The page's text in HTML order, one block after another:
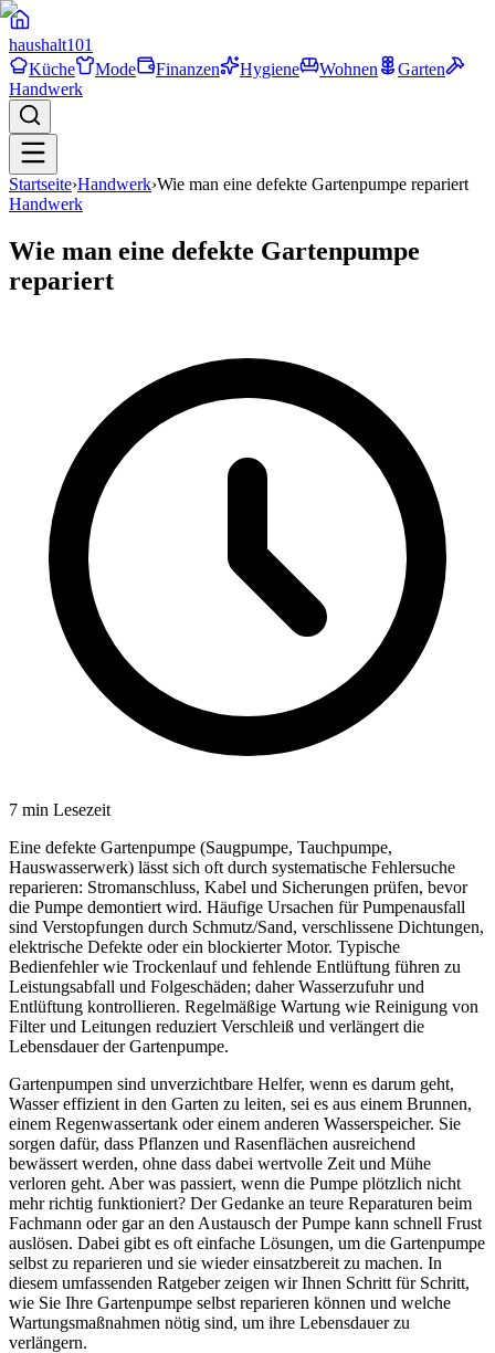
haushalt101
Küche
Mode Finanzen Hygiene Wohnen
Garten
Handwerk
Startseite›Handwerk›Wie man eine defekte Gartenpumpe repariert
Handwerk
Wie man eine defekte Gartenpumpe
repariert
7 min Lesezeit
Eine defekte Gartenpumpe (Saugpumpe, Tauchpumpe,
Hauswasserwerk) lässt sich oft durch systematische Fehlersuche
reparieren: Stromanschluss, Kabel und Sicherungen prüfen, bevor
die Pumpe demontiert wird. Häufige Ursachen für Pumpenausfall
sind Verstopfungen durch Schmutz/Sand, verschlissene Dichtungen,
elektrische Defekte oder ein blockierter Motor. Typische
Bedienfehler wie Trockenlauf und fehlende Entlüftung führen zu
Leistungsabfall und Folgeschäden; daher Wasserzufuhr und
Entlüftung kontrollieren. Regelmäßige Wartung wie Reinigung von
Filter und Leitungen reduziert Verschleiß und verlängert die
Lebensdauer der Gartenpumpe.
Gartenpumpen sind unverzichtbare Helfer, wenn es darum geht,
Wasser effizient in den Garten zu leiten, sei es aus einem Brunnen,
einem Regenwassertank oder einem anderen Wasserspeicher. Sie
sorgen dafür, dass Pflanzen und Rasenflächen ausreichend
bewässert werden, ohne dass dabei wertvolle Zeit und Mühe
verloren geht. Aber was passiert, wenn die Pumpe plötzlich nicht
mehr richtig funktioniert? Der Gedanke an teure Reparaturen beim
Fachmann oder gar an den Austausch der Pumpe kann schnell Frust
auslösen. Dabei gibt es oft einfache Lösungen, um die Gartenpumpe
selbst zu reparieren und sie wieder einsatzbereit zu machen. In
diesem umfassenden Ratgeber zeigen wir Ihnen Schritt für Schritt,
wie Sie Ihre Gartenpumpe selbst reparieren können und welche
Wartungsmaßnahmen nötig sind, um ihre Lebensdauer zu
verlängern.